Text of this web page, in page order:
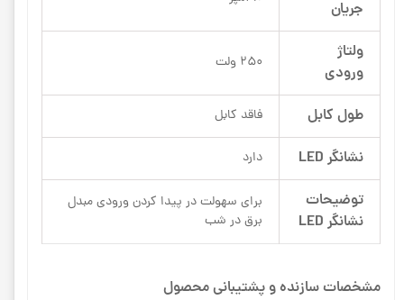
جریان
ولتاژ
ورودی
250 ولت
طول کابل فاقد کابل
نشانگر LED دارد
توضیحات
نشانگر LED
برای سهولت در پیدا کردن ورودی مبدل
برق در شب
مشخصات سازنده و پشتیبانی محصول